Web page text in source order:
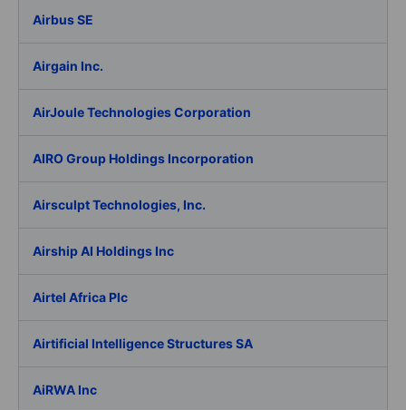
Airbus SE
Airgain Inc.
AirJoule Technologies Corporation
AIRO Group Holdings Incorporation
Airsculpt Technologies, Inc.
Airship AI Holdings Inc
Airtel Africa Plc
Airtificial Intelligence Structures SA
AiRWA Inc